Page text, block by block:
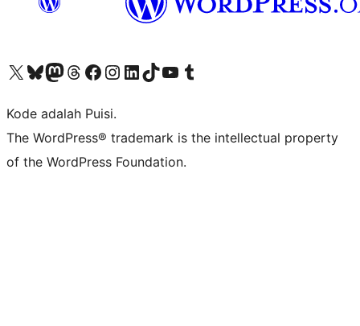
Kunjungi akun X (sebelumnya Twitter) kamiVisit our Bluesky account
Kunjungi akun Mastodon kami
Visit our Threads account
Kunjungi halaman Facebook kamiKunjungi akun Instagram kamiKunjungi akun LinkedIn kami
Visit our TikTok account
Kunjungi channel YouTube kamiVisit our Tumblr account
Kode adalah Puisi.
The WordPress® trademark is the intellectual property
of the WordPress Foundation.